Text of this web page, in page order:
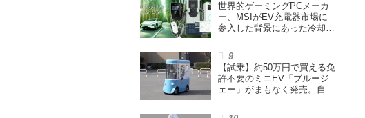
世界的ゲーミングPCメーカ
ー、MSIがEV充電器市場に
参入した背景にあった冷却技
回】
【試乗】約50万円で買える免
許不要のミニEV「ブルージ
ェー」がまもなく発売。自転